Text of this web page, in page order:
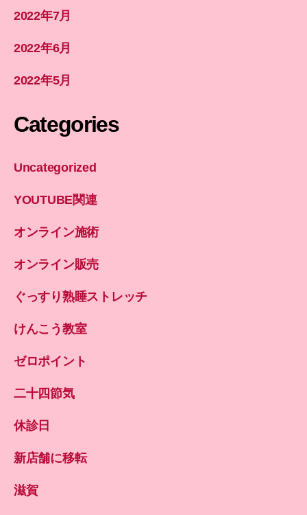
2022年7月
2022年6月
2022年5月
Categories
Uncategorized
YOUTUBE関連
オンライン施術
オンライン販売
ぐっすり熟睡ストレッチ
けんこう教室
ゼロポイント
二十四節気
休診日
新店舗に移転
滋賀